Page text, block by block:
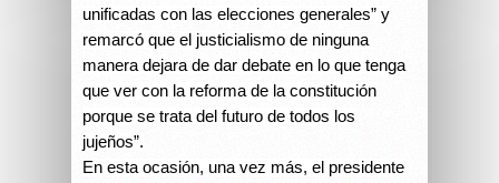
unificadas con las elecciones generales” y
remarcó que el justicialismo de ninguna
manera dejara de dar debate en lo que tenga
que ver con la reforma de la constitución
porque se trata del futuro de todos los
jujeños”.
En esta ocasión, una vez más, el presidente